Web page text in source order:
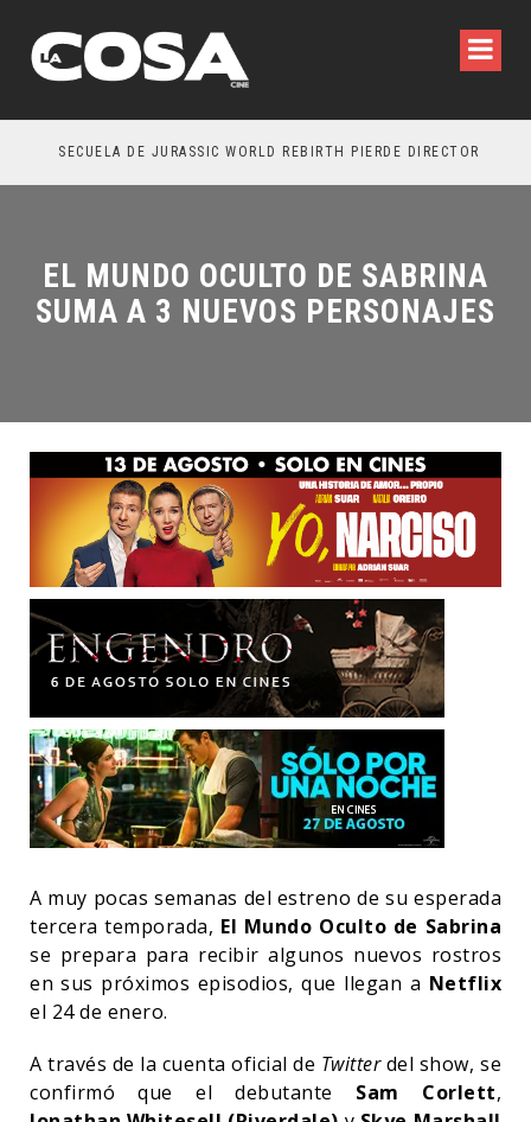
SECUELA DE JURASSIC WORLD REBIRTH PIERDE DIRECTOR
EL MUNDO OCULTO DE SABRINA
SUMA A 3 NUEVOS PERSONAJES
A muy pocas semanas del estreno de su esperada
tercera temporada, El Mundo Oculto de Sabrina
se prepara para recibir algunos nuevos rostros
en sus próximos episodios, que llegan a Netflix
el 24 de enero.
A través de la cuenta oficial de Twitterdel show, se
confirmó que el debutante Sam Corlett,